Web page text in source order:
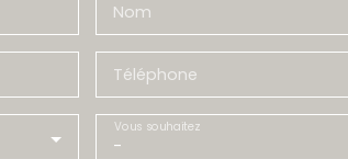
Nom
Téléphone
-
Vous souhaitez